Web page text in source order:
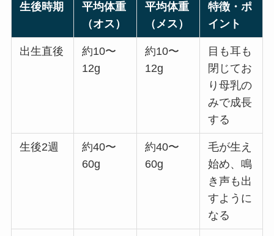
生後時期
平均体重
（オス）
平均体重
（メス）
特徴・ポ
イント
出生直後
約10〜
12g
約10〜
12g
目も耳も
閉じてお
り母乳の
みで成長
する
生後2週
約40〜
60g
約40〜
60g
毛が生え
始め、鳴
き声も出
すように
なる